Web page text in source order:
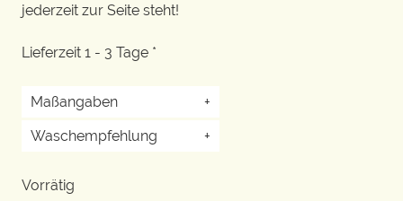
jederzeit zur Seite steht!
Lieferzeit 1 - 3 Tage *
Maßangaben
+
Waschempfehlung
+
Vorrätig